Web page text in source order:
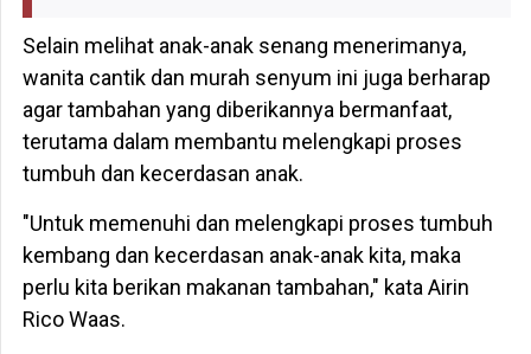
Selain melihat anak-anak senang menerimanya,
wanita cantik dan murah senyum ini juga berharap
agar tambahan yang diberikannya bermanfaat,
terutama dalam membantu melengkapi proses
tumbuh dan kecerdasan anak.
"Untuk memenuhi dan melengkapi proses tumbuh
kembang dan kecerdasan anak-anak kita, maka
perlu kita berikan makanan tambahan," kata Airin
Rico Waas.